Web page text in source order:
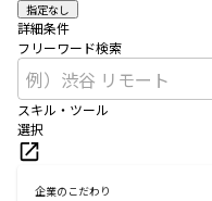
指定なし
詳細条件
フリーワード検索
スキル・ツール
選択
企業のこだわり